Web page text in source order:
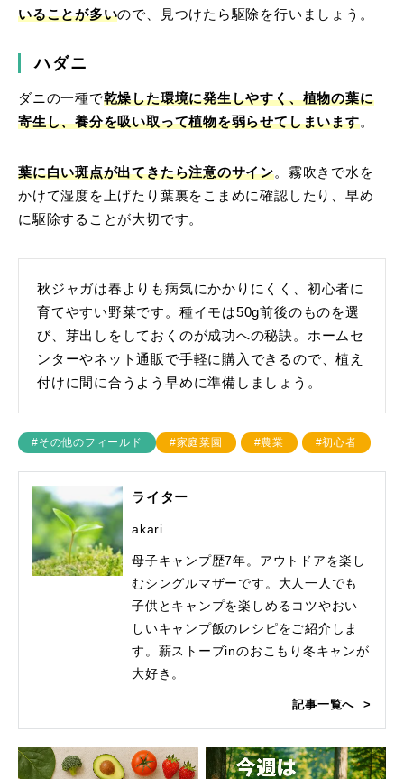
いることが多いので、見つけたら駆除を行いましょう。
ハダニ
ダニの一種で乾燥した環境に発生しやすく、植物の葉に
寄生し、養分を吸い取って植物を弱らせてしまいます。
葉に白い斑点が出てきたら注意のサイン。霧吹きで水を
かけて湿度を上げたり葉裏をこまめに確認したり、早め
に駆除することが大切です。
秋ジャガは春よりも病気にかかりにくく、初心者に
育てやすい野菜です。種イモは50g前後のものを選
び、芽出しをしておくのが成功への秘訣。ホームセ
ンターやネット通販で手軽に購入できるので、植え
付けに間に合うよう早めに準備しましょう。
#その他のフィールド #家庭菜園 #農業 #初心者
ライター
akari
母子キャンプ歴7年。アウトドアを楽し
むシングルマザーです。大人一人でも
子供とキャンプを楽しめるコツやおい
しいキャンプ飯のレシピをご紹介しま
す。薪ストーブinのおこもり冬キャンが
大好き。
記事一覧へ